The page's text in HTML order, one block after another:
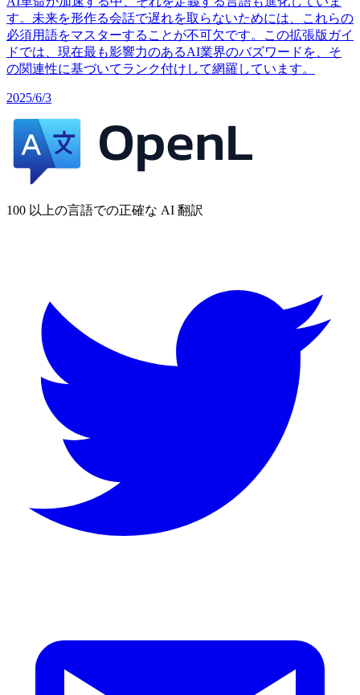
す。未来を形作る会話で遅れを取らないためには、これらの
必須用語をマスターすることが不可欠です。この拡張版ガイ
ドでは、現在最も影響力のあるAI業界のバズワードを、そ
の関連性に基づいてランク付けして網羅しています。
2025/6/3
100 以上の言語での正確な AI 翻訳